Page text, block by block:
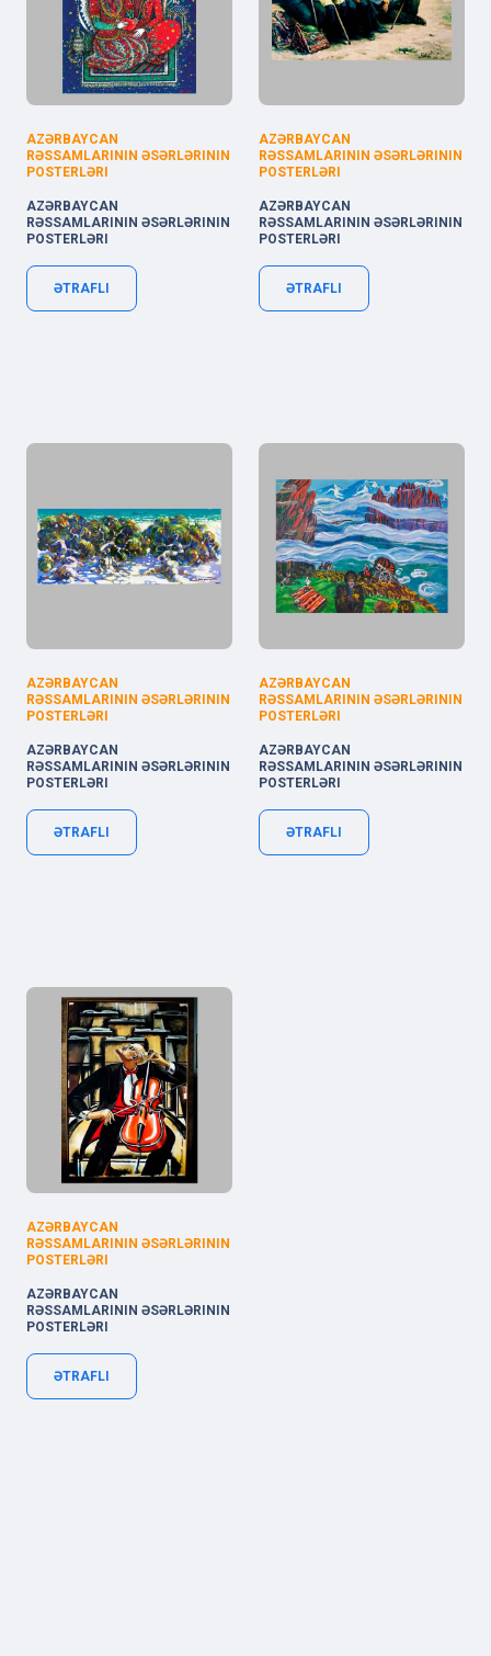
AZƏRBAYCAN
RƏSSAMLARININ ƏSƏRLƏRININ
POSTERLƏRI
AZƏRBAYCAN
RƏSSAMLARININ ƏSƏRLƏRININ
POSTERLƏRI
ƏTRAFLI
AZƏRBAYCAN
RƏSSAMLARININ ƏSƏRLƏRININ
POSTERLƏRI
AZƏRBAYCAN
RƏSSAMLARININ ƏSƏRLƏRININ
POSTERLƏRI
ƏTRAFLI
AZƏRBAYCAN
RƏSSAMLARININ ƏSƏRLƏRININ
POSTERLƏRI
AZƏRBAYCAN
RƏSSAMLARININ ƏSƏRLƏRININ
POSTERLƏRI
ƏTRAFLI
AZƏRBAYCAN
RƏSSAMLARININ ƏSƏRLƏRININ
POSTERLƏRI
AZƏRBAYCAN
RƏSSAMLARININ ƏSƏRLƏRININ
POSTERLƏRI
ƏTRAFLI
AZƏRBAYCAN
RƏSSAMLARININ ƏSƏRLƏRININ
POSTERLƏRI
AZƏRBAYCAN
RƏSSAMLARININ ƏSƏRLƏRININ
POSTERLƏRI
ƏTRAFLI